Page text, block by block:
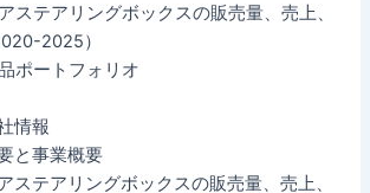
ステアリングボックスの販売量、売上、
2025）
ポートフォリオ
情報
と事業概要
ステアリングボックスの販売量、売上、